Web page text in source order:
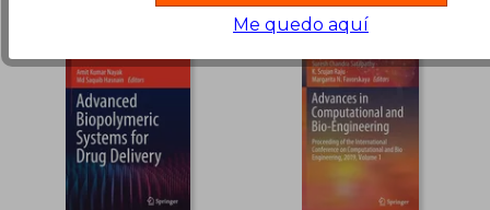
Me quedo aquí